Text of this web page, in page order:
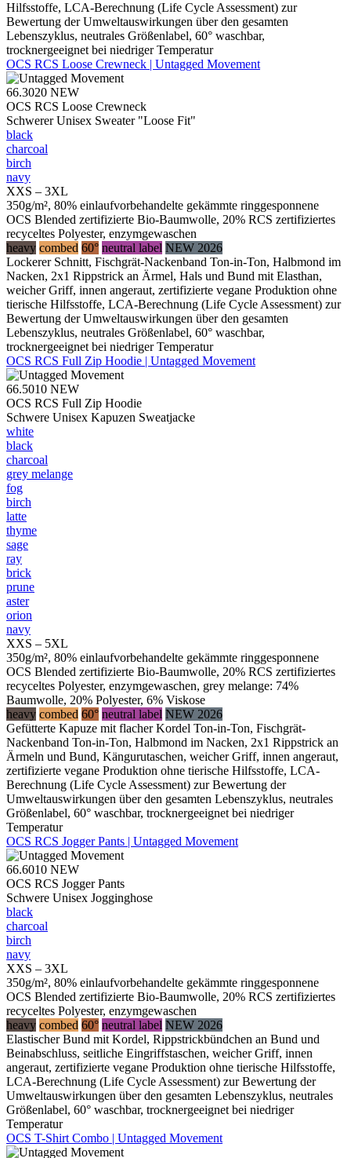
Hilfsstoffe, LCA-Berechnung (Life Cycle Assessment) zur
Bewertung der Umweltauswirkungen über den gesamten
Lebenszyklus, neutrales Größenlabel, 60° waschbar,
trocknergeeignet bei niedriger Temperatur
OCS RCS Loose Crewneck | Untagged Movement
66.3020 NEW
OCS RCS Loose Crewneck
Schwerer Unisex Sweater "Loose Fit"
black
charcoal
birch
navy
XXS – 3XL
350g/m², 80% einlaufvorbehandelte gekämmte ringgesponnene
OCS Blended zertifizierte Bio-Baumwolle, 20% RCS zertifiziertes
recyceltes Polyester, enzymgewaschen
heavy combed 60° neutral label NEW 2026
Lockerer Schnitt, Fischgrät-Nackenband Ton-in-Ton, Halbmond im
Nacken, 2x1 Rippstrick an Ärmel, Hals und Bund mit Elasthan,
weicher Griff, innen angeraut, zertifizierte vegane Produktion ohne
tierische Hilfsstoffe, LCA-Berechnung (Life Cycle Assessment) zur
Bewertung der Umweltauswirkungen über den gesamten
Lebenszyklus, neutrales Größenlabel, 60° waschbar,
trocknergeeignet bei niedriger Temperatur
OCS RCS Full Zip Hoodie | Untagged Movement
66.5010 NEW
OCS RCS Full Zip Hoodie
Schwere Unisex Kapuzen Sweatjacke
white
black
charcoal
grey melange
fog
birch
latte
thyme
sage
ray
brick
prune
aster
orion
navy
XXS – 5XL
350g/m², 80% einlaufvorbehandelte gekämmte ringgesponnene
OCS Blended zertifizierte Bio-Baumwolle, 20% RCS zertifiziertes
recyceltes Polyester, enzymgewaschen, grey melange: 74%
Baumwolle, 20% Polyester, 6% Viskose
heavy combed 60° neutral label NEW 2026
Gefütterte Kapuze mit flacher Kordel Ton-in-Ton, Fischgrät-
Nackenband Ton-in-Ton, Halbmond im Nacken, 2x1 Rippstrick an
Ärmeln und Bund, Kängurutaschen, weicher Griff, innen angeraut,
zertifizierte vegane Produktion ohne tierische Hilfsstoffe, LCA-
Berechnung (Life Cycle Assessment) zur Bewertung der
Umweltauswirkungen über den gesamten Lebenszyklus, neutrales
Größenlabel, 60° waschbar, trocknergeeignet bei niedriger
Temperatur
OCS RCS Jogger Pants | Untagged Movement
66.6010 NEW
OCS RCS Jogger Pants
Schwere Unisex Jogginghose
black
charcoal
birch
navy
XXS – 3XL
350g/m², 80% einlaufvorbehandelte gekämmte ringgesponnene
OCS Blended zertifizierte Bio-Baumwolle, 20% RCS zertifiziertes
recyceltes Polyester, enzymgewaschen
heavy combed 60° neutral label NEW 2026
Elastischer Bund mit Kordel, Rippstrickbündchen an Bund und
Beinabschluss, seitliche Eingriffstaschen, weicher Griff, innen
angeraut, zertifizierte vegane Produktion ohne tierische Hilfsstoffe,
LCA-Berechnung (Life Cycle Assessment) zur Bewertung der
Umweltauswirkungen über den gesamten Lebenszyklus, neutrales
Größenlabel, 60° waschbar, trocknergeeignet bei niedriger
Temperatur
OCS T-Shirt Combo | Untagged Movement